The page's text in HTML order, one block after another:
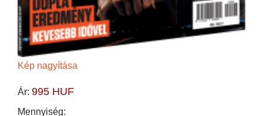
Kép nagyítása
Ár: 995 HUF
Mennyiség: